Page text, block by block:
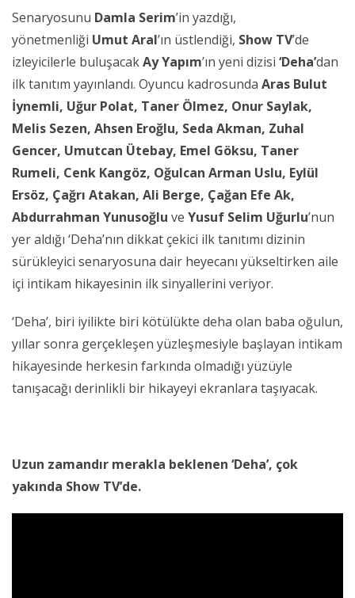
Senaryosunu Damla Serim’in yazdığı,
yönetmenliği Umut Aral’ın üstlendiği, Show TV’de
izleyicilerle buluşacakAy Yapım’ın yeni dizisi ‘Deha’dan
ilk tanıtım yayınlandı. Oyuncu kadrosunda Aras Bulut
İynemli, Uğur Polat, Taner Ölmez, Onur Saylak,
Melis Sezen, Ahsen Eroğlu, Seda Akman, Zuhal
Gencer, Umutcan Ütebay, Emel Göksu, Taner
Rumeli, Cenk Kangöz, Oğulcan Arman Uslu, Eylül
Ersöz, Çağrı Atakan, Ali Berge, Çağan Efe Ak,
Abdurrahman Yunusoğlu ve Yusuf Selim Uğurlu’nun
yer aldığı ‘Deha’nın dikkat çekici ilk tanıtımı dizinin
sürükleyici senaryosuna dair heyecanı yükseltirken aile
içi intikam hikayesinin ilk sinyallerini veriyor.
‘Deha’, biri iyilikte biri kötülükte deha olan baba oğulun,
yıllar sonra gerçekleşen yüzleşmesiyle başlayan intikam
hikayesinde herkesin farkında olmadığı yüzüyle
tanışacağı derinlikli bir hikayeyi ekranlara taşıyacak.
Uzun zamandır merakla beklenen ‘Deha’, çok
yakında Show TV’de.